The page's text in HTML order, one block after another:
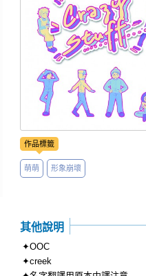
作品標籤
萌萌 形象崩壞
其他說明
✦OOC
✦creek